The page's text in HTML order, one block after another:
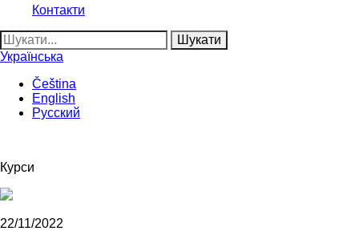
Контакти
Пошук:
Українська
Čeština
English
Русский
Курси
22/11/2022